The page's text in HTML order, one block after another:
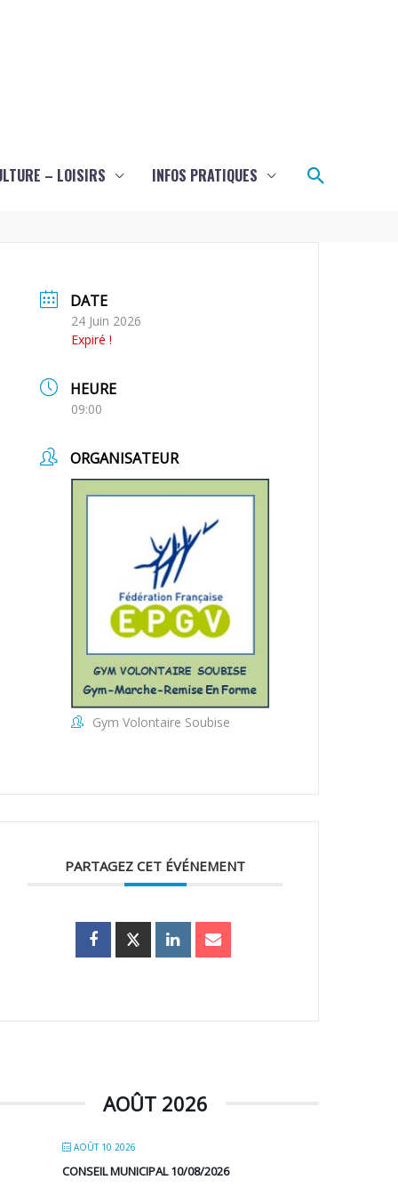
– LOISIRS INFOS PRATIQUES
DATE
24 Juin 2026
Expiré !
HEURE
09:00
ORGANISATEUR
Gym Volontaire Soubise
PARTAGEZ CET ÉVÉNEMENT
AOÛT 2026
AOÛT 10 2026
CONSEIL MUNICIPAL 10/08/2026